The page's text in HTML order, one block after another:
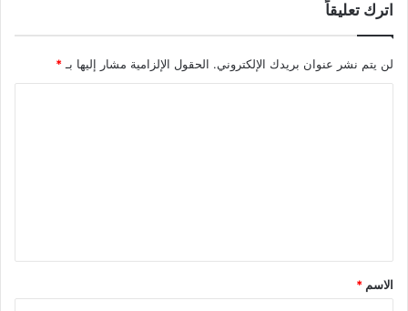
اترك تعليقاً
لن يتم نشر عنوان بريدك الإلكتروني. الحقول الإلزامية مشار إليها بـ*
ق
*
الاسم *